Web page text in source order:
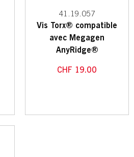
41.19.057
Vis Torx® compatible
avec Megagen
AnyRidge®
CHF 19.00